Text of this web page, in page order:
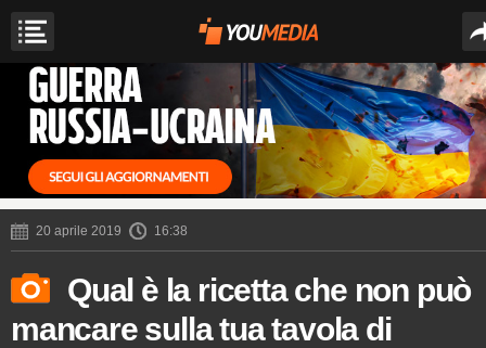
20 aprile 2019 16:38
Qual è la ricetta che non può
mancare sulla tua tavola di